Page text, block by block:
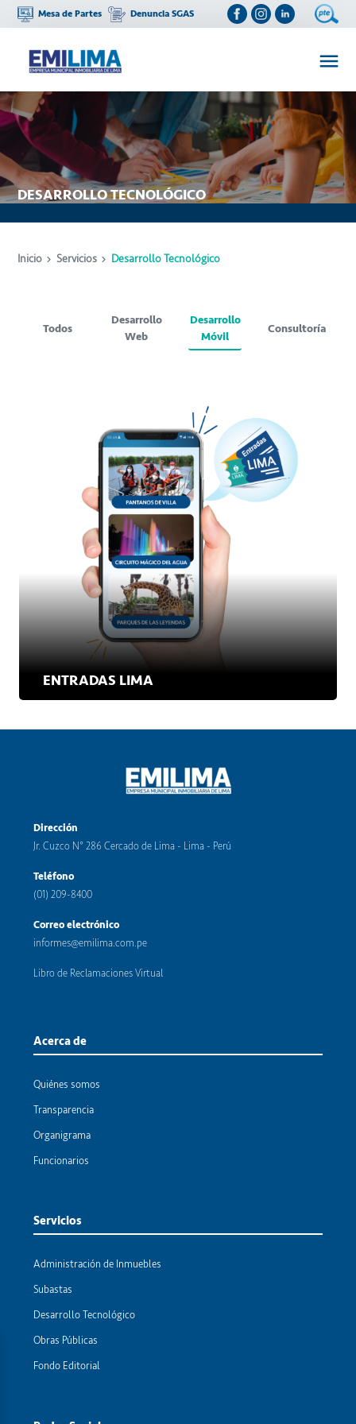
Mesa de Partes Denuncia SGAS
DESARROLLO TECNOLÓGICO
Inicio Servicios Desarrollo Tecnológico
Todos
Desarrollo
Web
Desarrollo
Móvil
Consultoría
ENTRADAS LIMA
Dirección
Jr. Cuzco N° 286 Cercado de Lima - Lima - Perú
Teléfono
(01) 209-8400
Correo electrónico
informes@emilima.com.pe
Libro de Reclamaciones Virtual
Acerca de
Quiénes somos
Transparencia
Organigrama
Funcionarios
Servicios
Administración de Inmuebles
Subastas
Desarrollo Tecnológico
Obras Públicas
Fondo Editorial